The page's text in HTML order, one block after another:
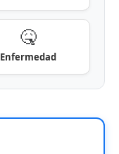
🤒
Enfermedad